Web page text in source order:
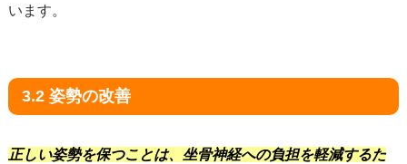
います。
3.2 姿勢の改善
正しい姿勢を保つことは、坐骨神経への負担を軽減するた